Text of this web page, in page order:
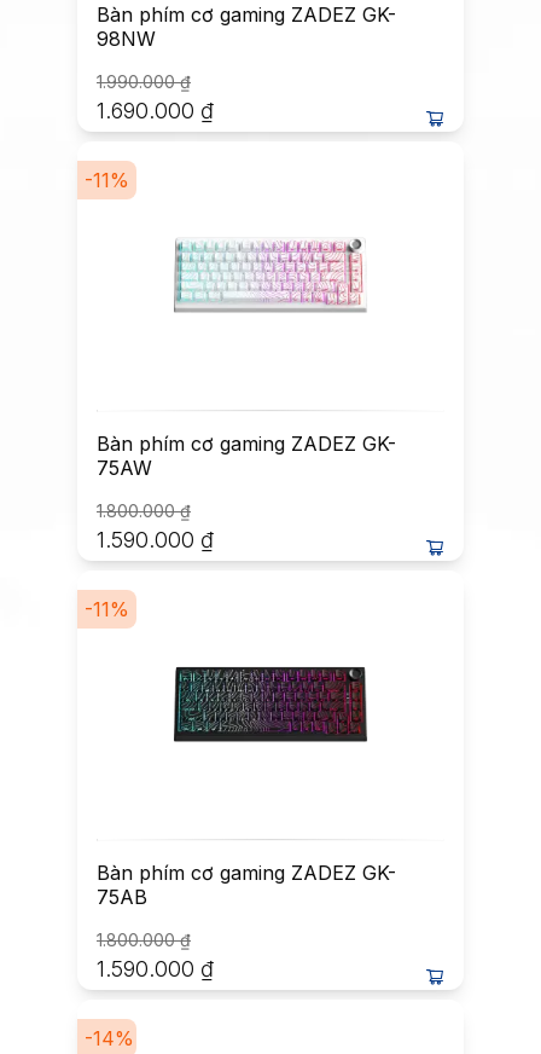
Bàn phím cơ gaming ZADEZ GK-
98NW
1.990.000₫
1.690.000 ₫
-11%
Bàn phím cơ gaming ZADEZ GK-
75AW
1.800.000₫
1.590.000 ₫
-11%
Bàn phím cơ gaming ZADEZ GK-
75AB
1.800.000₫
1.590.000 ₫
-14%